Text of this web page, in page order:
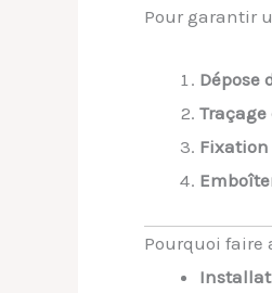
Pour garantir
Dépose
Fixation
Pourquoi faire